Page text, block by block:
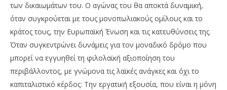
των δικαιωμάτων του. Ο αγώνας του θα αποκτά δυναμική,
όταν συγκρούεται με τους μονοπωλιακούς ομίλους και το
κράτος τους, την Ευρωπαϊκή Ένωση και τις κατευθύνσεις της.
Όταν συγκεντρώνει δυνάμεις για τον μοναδικό δρόμο που
μπορεί να εγγυηθεί τη φιλολαϊκή αξιοποίηση του
περιβάλλοντος, με γνώμονα τις λαϊκές ανάγκες και όχι το
καπιταλιστικό κέρδος: Την εργατική εξουσία, που είναι η μόνη